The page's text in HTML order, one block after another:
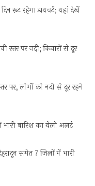
रूट रहेगा डायवर्ट; यहां देखें
स्तर पर नदी; किनारों से दूर
पर, लोगों को नदी से दूर रहने
बारिश का येलो अलर्ट
समेत 7 जिलों में भारी